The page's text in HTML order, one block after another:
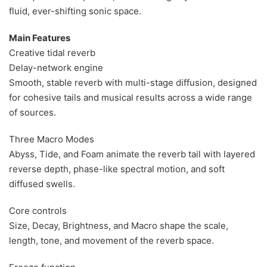
fluid, ever-shifting sonic space.
Main Features
Creative tidal reverb
Delay-network engine
Smooth, stable reverb with multi-stage diffusion, designed
for cohesive tails and musical results across a wide range
of sources.
Three Macro Modes
Abyss, Tide, and Foam animate the reverb tail with layered
reverse depth, phase-like spectral motion, and soft
diffused swells.
Core controls
Size, Decay, Brightness, and Macro shape the scale,
length, tone, and movement of the reverb space.